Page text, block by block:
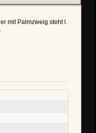
mit Palmzweig steht l.